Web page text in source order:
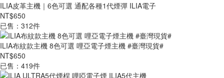
ILIA皮革主機｜6色可選 通配各種1代煙彈 ILIA電子
NT$650
已售：312件
ILIA布紋款主機 8色可選 哩亞電子煙主機 #臺灣現貨#
NT$650
已售：419件